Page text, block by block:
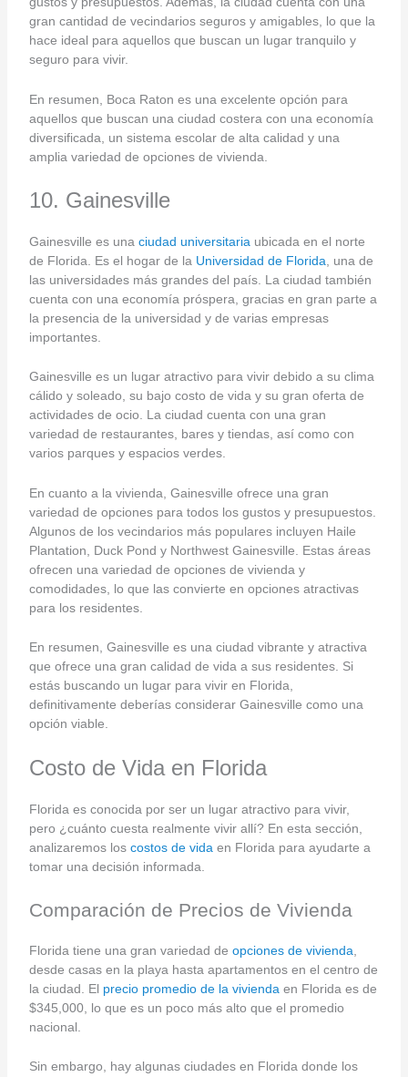
gran cantidad de vecindarios seguros y amigables, lo que la
hace ideal para aquellos que buscan un lugar tranquilo y
seguro para vivir.
En resumen, Boca Raton es una excelente opción para
aquellos que buscan una ciudad costera con una economía
diversificada, un sistema escolar de alta calidad y una
amplia variedad de opciones de vivienda.
10. Gainesville
Gainesville es una ciudad universitaria ubicada en el norte
de Florida. Es el hogar de la Universidad de Florida , una de
las universidades más grandes del país. La ciudad también
cuenta con una economía próspera, gracias en gran parte a
la presencia de la universidad y de varias empresas
importantes.
Gainesville es un lugar atractivo para vivir debido a su clima
cálido y soleado, su bajo costo de vida y su gran oferta de
actividades de ocio. La ciudad cuenta con una gran
variedad de restaurantes, bares y tiendas, así como con
varios parques y espacios verdes.
En cuanto a la vivienda, Gainesville ofrece una gran
variedad de opciones para todos los gustos y presupuestos.
Algunos de los vecindarios más populares incluyen Haile
Plantation, Duck Pond y Northwest Gainesville. Estas áreas
ofrecen una variedad de opciones de vivienda y
comodidades, lo que las convierte en opciones atractivas
para los residentes.
En resumen, Gainesville es una ciudad vibrante y atractiva
que ofrece una gran calidad de vida a sus residentes. Si
estás buscando un lugar para vivir en Florida,
definitivamente deberías considerar Gainesville como una
opción viable.
Costo de Vida en Florida
Florida es conocida por ser un lugar atractivo para vivir,
pero ¿cuánto cuesta realmente vivir allí? En esta sección,
analizaremos los costos de vida en Florida para ayudarte a
tomar una decisión informada.
Comparación de Precios de Vivienda
Florida tiene una gran variedad de opciones de vivienda
desde casas en la playa hasta apartamentos en el centro de
la ciudad. El precio promedio de la vivienda en Florida es de
$345,000, lo que es un poco más alto que el promedio
nacional.
Sin embargo, hay algunas ciudades en Florida donde los